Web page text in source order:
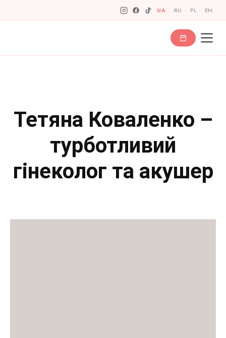
UA · RU · PL · EN
Тетяна Коваленко –
турботливий
гінеколог та акушер